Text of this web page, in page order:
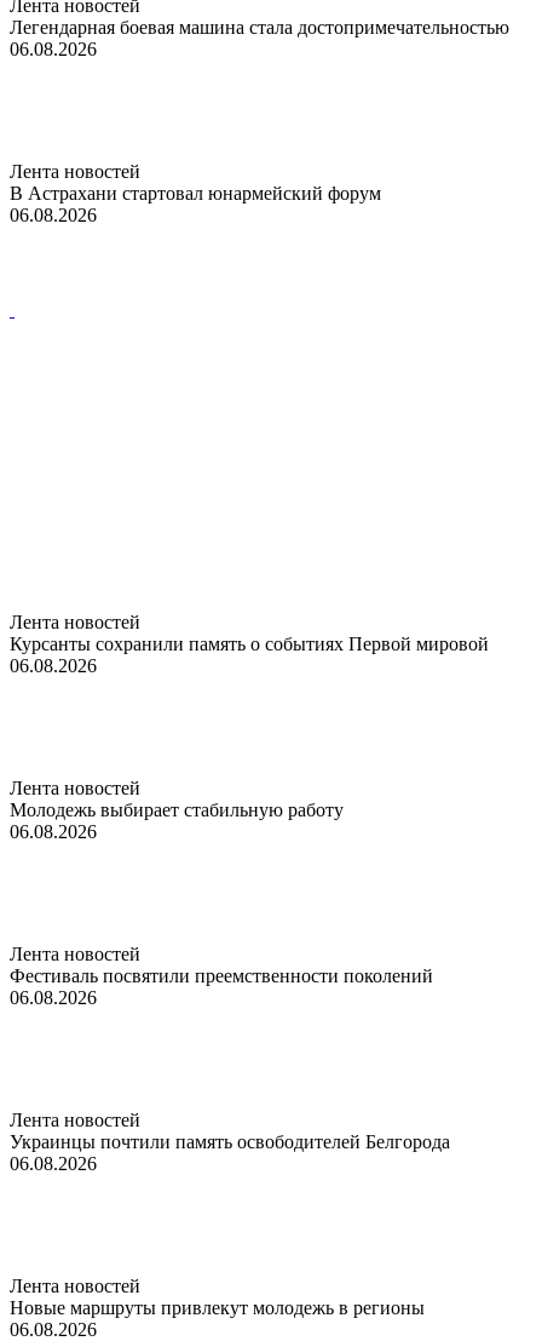
Лента новостей
Легендарная боевая машина стала достопримечательностью
06.08.2026
Лента новостей
В Астрахани стартовал юнармейский форум
06.08.2026
Лента новостей
Курсанты сохранили память о событиях Первой мировой
06.08.2026
Лента новостей
Молодежь выбирает стабильную работу
06.08.2026
Лента новостей
Фестиваль посвятили преемственности поколений
06.08.2026
Лента новостей
Украинцы почтили память освободителей Белгорода
06.08.2026
Лента новостей
Новые маршруты привлекут молодежь в регионы
06.08.2026